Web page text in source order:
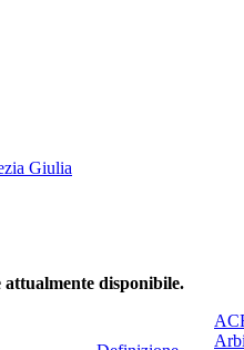
Giulia
disponibile.